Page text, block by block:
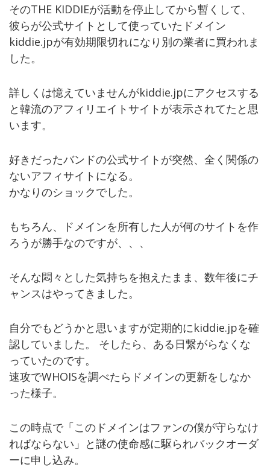
そのTHE KIDDIEが活動を停止してから暫くして、
彼らが公式サイトとして使っていたドメイン
kiddie.jpが有効期限切れになり別の業者に買われま
した。
詳しくは憶えていませんがkiddie.jpにアクセスする
と韓流のアフィリエイトサイトが表示されてたと思
います。
好きだったバンドの公式サイトが突然、全く関係の
ないアフィサイトになる。
かなりのショックでした。
もちろん、ドメインを所有した人が何のサイトを作
ろうが勝手なのですが、、、
そんな悶々とした気持ちを抱えたまま、数年後にチ
ャンスはやってきました。
自分でもどうかと思いますが定期的にkiddie.jpを確
認していました。 そしたら、ある日繋がらなくな
っていたのです。
速攻でWHOISを調べたらドメインの更新をしなか
った様子。
この時点で「このドメインはファンの僕が守らなけ
ればならない」と謎の使命感に駆られバックオーダ
ーに申し込み。